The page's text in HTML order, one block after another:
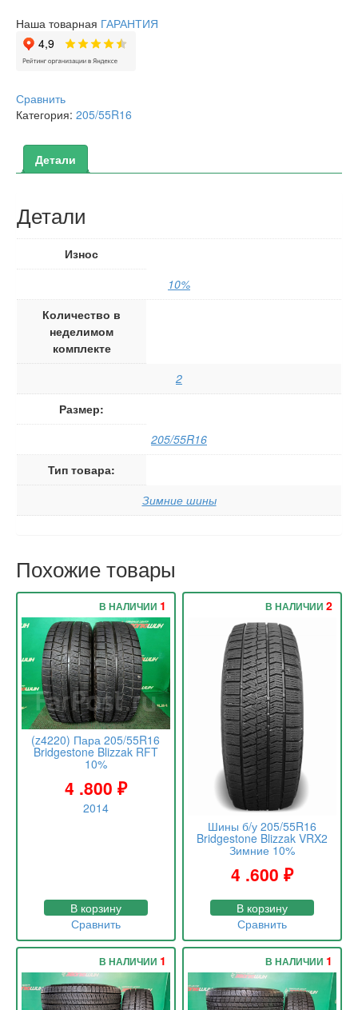
Наша товарная ГАРАНТИЯ
Сравнить
Категория: 205/55R16
Детали
Детали
Износ
10%
Количество в
неделимом
комплекте
2
Размер:
205/55R16
Тип товара:
Зимние шины
Похожие товары
(z4220) Пара 205/55R16
Bridgestone Blizzak RFT
10%
4 .800 ₽
2014
В НАЛИЧИИ 1
В корзину
Сравнить
Шины б/у 205/55R16
Bridgestone Blizzak VRX2
Зимние 10%
4 .600₽
В НАЛИЧИИ 2
В корзину
Сравнить
В НАЛИЧИИ 1 В НАЛИЧИИ 1